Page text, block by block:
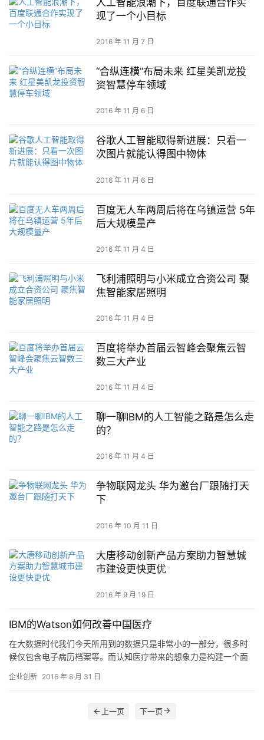
人工智能浪潮下，百度联通合作实
现了一个小目标
2016 年 11 月 7 日
“合纵连横”布局未来 红星美凯龙投
资智慧停车领域
2016 年 11 月 6 日
谷歌人工智能取得新进展：只看一
次图片就能认得图中物体
2016 年 11 月 6 日
百度无人车两周后将在乌镇运营 5年
后大规模量产
2016 年 11 月 4 日
飞利浦照明与小米成立合资公司 聚
焦智能家居照明
2016 年 11 月 4 日
百度将举办首届云智峰会聚焦云智
数三大产业
2016 年 11 月 4 日
聊一聊IBM的人工智能之路是怎么走
的？
2016 年 11 月 4 日
争物联网龙头 华为邀台厂跟随打天
下
2016 年 10 月 11 日
大唐移动创新产品方案助力智慧城
市建设更快更优
2016 年 9 月 19 日
IBM的Watson如何改善中国医疗
在大数据时代我们今天所用到的数据只是非常小的一部分，很多时
候仅包含电子病历档案等。而认知医疗带来的想象力是构建一个面
数据、…
企业创新 2016 年 8 月 31 日
上一页 下一页